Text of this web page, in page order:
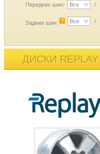
Передних шин: Все /
Задних шин: ? Все /
ДИСКИ REPLAY